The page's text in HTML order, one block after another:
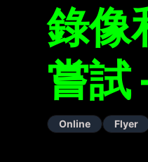
錄像
嘗試
Online Flyer